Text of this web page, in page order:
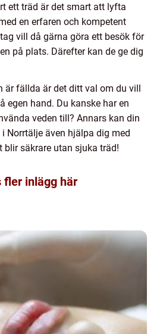
ett träd är det smart att lyfta
en erfaren och kompetent
vill då gärna göra ett besök för
på plats. Därefter kan de ge dig
är fällda är det ditt val om du vill
egen hand. Du kanske har en
veden till? Annars kan din
Norrtälje även hjälpa dig med
säkrare utan sjuka träd!
fler inlägg här